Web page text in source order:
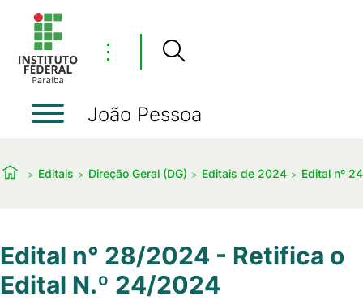
⋮
João Pessoa
Editais Direção Geral (DG) Editais de 2024 Edital nº
Edital n° 28/2024 - Retifica o
Edital N.º 24/2024